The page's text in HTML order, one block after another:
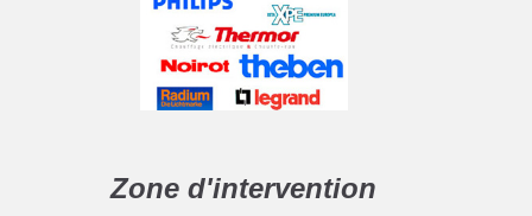
Zone d'intervention